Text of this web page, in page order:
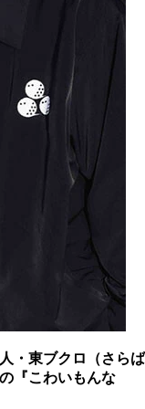
・東ブクロ（さらば
『こわいもんな